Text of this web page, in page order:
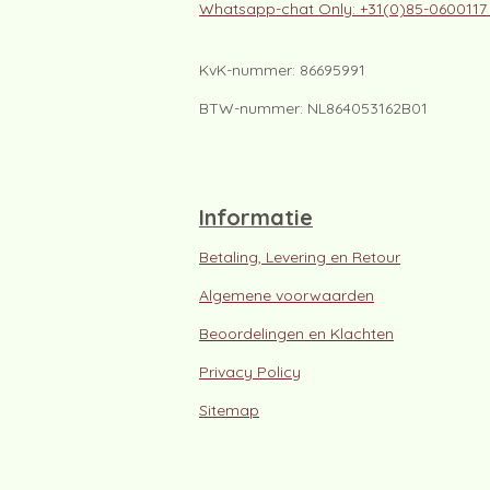
Whatsapp-chat Only: +31(0)85-0600117
KvK-nummer: 86695991
BTW-nummer: NL864053162B01
Informatie
Betaling, Levering en Retour
Algemene voorwaarden
Beoordelingen en Klachten
Privacy Policy
Sitemap